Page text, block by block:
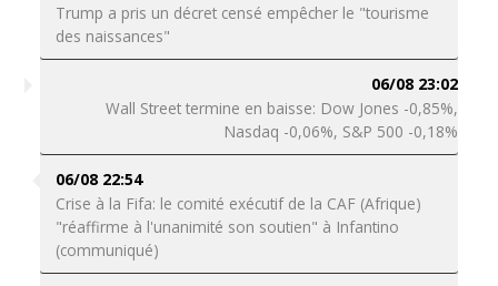
Trump a pris un décret censé empêcher le "tourisme
des naissances"
06/08 23:02
Wall Street termine en baisse: Dow Jones -0,85%,
Nasdaq -0,06%, S&P 500 -0,18%
06/08 22:54
Crise à la Fifa: le comité exécutif de la CAF (Afrique)
"réaffirme à l'unanimité son soutien" à Infantino
(communiqué)